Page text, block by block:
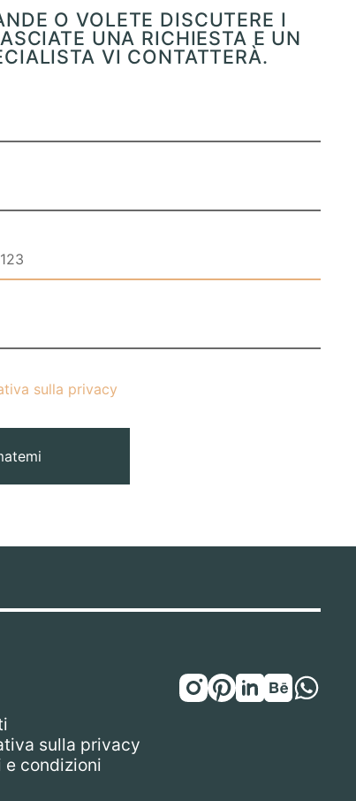
O VOLETE DISCUTERE I
UNA RICHIESTA E UN
VI CONTATTERÀ.
sulla privacy
sulla privacy
e condizioni